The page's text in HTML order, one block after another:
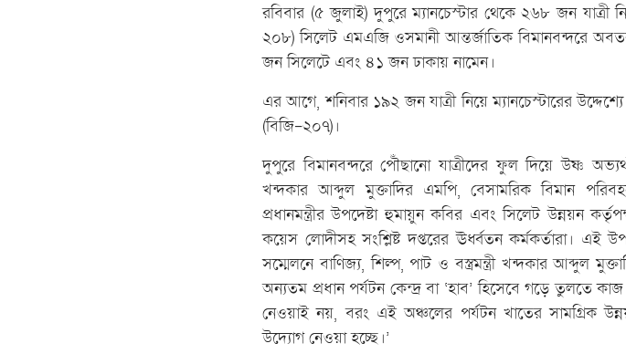
রবিবার (৫ জুলাই) দুপুরে ম্যানচেস্টার থেকে ২৬৮ জন যাত্রী
২০৮) সিলেট এমএজি ওসমানী আন্তর্জাতিক বিমানবন্দরে
জন সিলেটে এবং ৪১ জন ঢাকায় নামেন।
এর আগে, শনিবার ১৯২ জন যাত্রী নিয়ে ম্যানচেস্টারের
(বিজি-২০৭)।
দুপুরে বিমানবন্দরে পৌঁছানো যাত্রীদের ফুল দিয়ে উষ্ণ
খন্দকার আব্দুল মুক্তাদির এমপি, বেসামরিক বিমান
প্রধানমন্ত্রীর উপদেষ্টা হুমায়ুন কবির এবং সিলেট উন্নয়ন
কয়েস লোদীসহ সংশ্লিষ্ট দপ্তরের ঊর্ধ্বতন কর্মকর্তারা।
সম্মেলনে বাণিজ্য, শিল্প, পাট ও বস্ত্রমন্ত্রী খন্দকার আব্দুল
অন্যতম প্রধান পর্যটন কেন্দ্র বা ‘হাব’ হিসেবে গড়ে তুলতে
নেওয়াই নয়, বরং এই অঞ্চলের পর্যটন খাতের সামগ্রিক
উদ্যোগ নেওয়া হচ্ছে।’